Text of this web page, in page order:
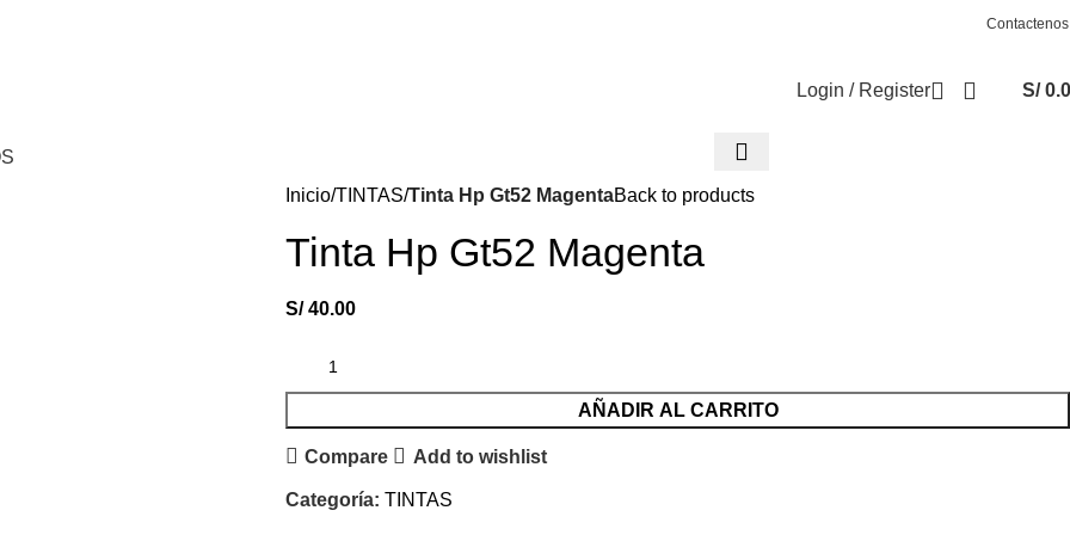
Contactenos
Login / Register S/
Inicio TINTAS Tinta Hp Gt52 MagentaBack to products
Tinta Hp Gt52 Magenta
S/40.00
AÑADIR AL CARRITO
Compare Add to wishlist
Categoría: TINTAS